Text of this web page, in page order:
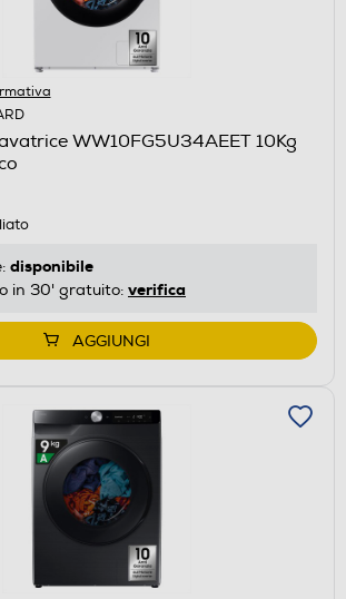
WW10FG5U34AEET 10Kg
disponibile
in 30' gratuito: verifica
AGGIUNGI